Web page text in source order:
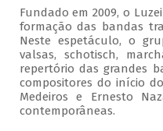
Fundado em 2009, o
formação das bandas
Neste espetáculo, o
valsas, schotisch,
repertório das grandes
compositores do início
Medeiros e Ernesto
contemporâneas.